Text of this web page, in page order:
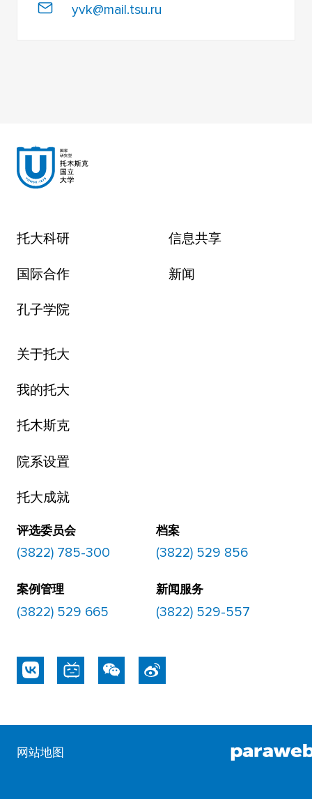
yvk@mail.tsu.ru
托大科研
国际合作
孔子学院
信息共享
新闻
关于托大
我的托大
托木斯克
院系设置
托大成就
评选委员会
(3822) 785-300
档案
(3822) 529 856
案例管理
(3822) 529 665
新闻服务
(3822) 529-557
网站地图